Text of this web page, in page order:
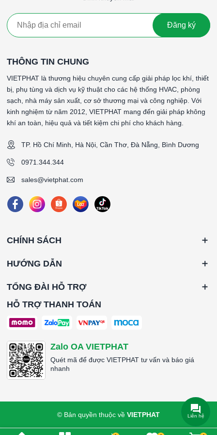
Đăng ký
THÔNG TIN CHUNG
VIETPHAT là thương hiệu chuyên cung cấp giải pháp lọc khí, thiết
bị, phụ tùng và dịch vụ kỹ thuật cho các hệ thống HVAC, phòng
sạch, nhà máy sản xuất, cơ sở thương mại và công nghiệp. Với
kinh nghiệm từ năm 2012, VIETPHAT mang đến giải pháp không
khí an toàn, hiệu quả và tiết kiệm chi phí cho khách hàng.
TP. Hồ Chí Minh, Hà Nội, Cần Thơ, Đà Nẵng, Bình Dương
0971.344.344
sales@vietphat.com
CHÍNH SÁCH
HƯỚNG DẪN
TỔNG ĐÀI HỖ TRỢ
HỖ TRỢ THANH TOÁN
Zalo OA VIETPHAT
Quét mã để được VIETPHAT tư vấn và báo giá
nhanh
© Bản quyền thuộc về VIETPHAT Liên hệ